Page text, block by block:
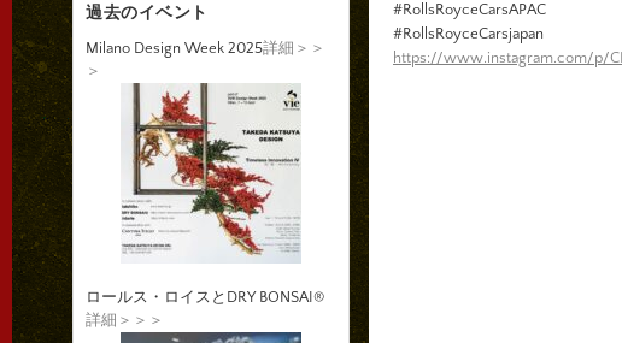
#RollsRoyceCarsAPAC
#RollsRoyceCarsjapan
https://www.instagram.com/p/
過去のイベント
Milano Design Week 2025詳細＞＞
＞
ロールス・ロイスとDRY BONSAI®
詳細＞＞＞